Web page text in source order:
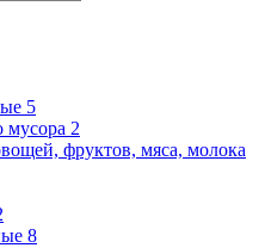
5
мусора 2
фруктов, мяса, молока
8